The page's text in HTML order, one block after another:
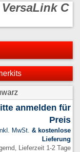
C
anmelden für
Preis
MwSt. & kostenlose
Lieferung
Lieferzeit 1-2 Tage